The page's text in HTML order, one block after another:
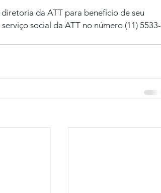
da ATT para benefício de seu
social da ATT no número (11) 5533-